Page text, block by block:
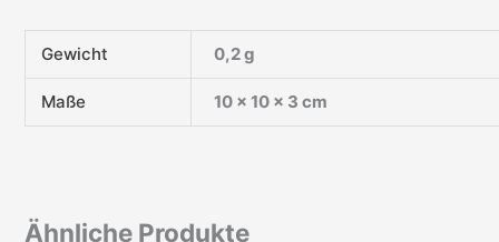
Gewicht 0,2 g
Maße 10 × 10 × 3 cm
Ähnliche Produkte